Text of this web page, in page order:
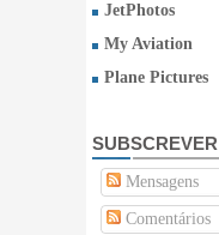
JetPhotos
My Aviation
Plane Pictures
SUBSCREVER
Mensagens
Comentários